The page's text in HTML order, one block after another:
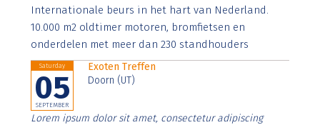
Aenean faucibus nibh et justo cursus id rutrum lorem
imperdiet. Nunc ut sem vitae risus tristique posuere.
Internationale beurs in het hart van Nederland.
10.000 m2 oldtimer motoren, bromfietsen en
onderdelen met meer dan 230 standhouders
Saturday
05
SEPTEMBER
Exoten Treffen
Doorn (UT)
Lorem ipsum dolor sit amet, consectetur adipiscing